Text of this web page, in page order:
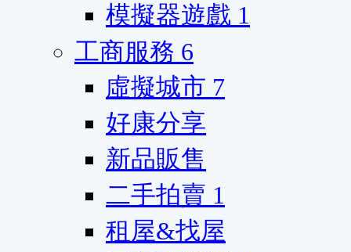
模擬器遊戲 1
工商服務 6
虛擬城市 7
好康分享
新品販售
二手拍賣 1
租屋&找屋